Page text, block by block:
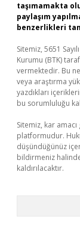
taşımamakta
paylaşım
benzerlikleri
Sitemiz, 5651
Kurumu (BTK)
vermektedir. Bu
veya araştırma
yazdıkları
bu sorumluluğu
Sitemiz, kar
platformudur.
düşündüğünüz
bildirmeniz
kaldırılacaktır.